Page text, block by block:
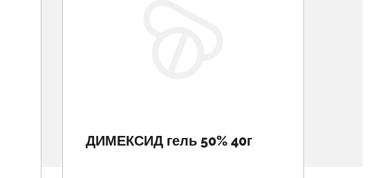
ДИМЕКСИД гель 50% 40г